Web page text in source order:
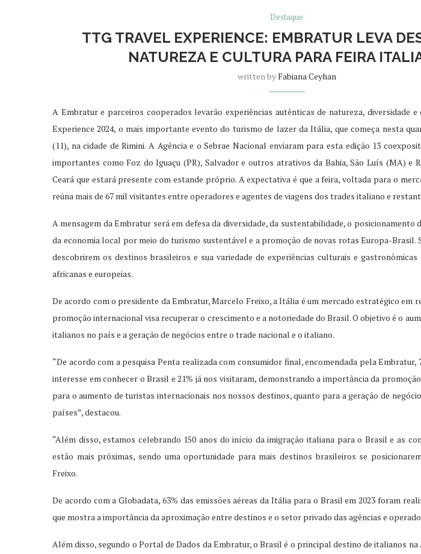
Destaque
TTG TRAVEL EXPERIENCE: EMBRATUR LEVA
NATUREZA E CULTURA PARA FEIRA
written byFabiana Ceyhan
A Embratur e parceiros cooperados levarão experiências autênticas de natureza, diversidade
Experience 2024, o mais importante evento do turismo de lazer da Itália, que começa nesta
(11), na cidade de Rimini. A Agência e o Sebrae Nacional enviaram para esta edição 13
importantes como Foz do Iguaçu (PR), Salvador e outros atrativos da Bahia, São Luís (MA) e
Ceará que estará presente com estande próprio. A expectativa é que a feira, voltada para o
reúna mais de 67 mil visitantes entre operadores e agentes de viagens dos trades italiano e
A mensagem da Embratur será em defesa da diversidade, da sustentabilidade, o
da economia local por meio do turismo sustentável e a promoção de novas rotas Europa-Brasil.
descobrirem os destinos brasileiros e sua variedade de experiências culturais e gastronômicas
africanas e europeias.
De acordo com o presidente da Embratur, Marcelo Freixo, a Itália é um mercado estratégico em
promoção internacional visa recuperar o crescimento e a notoriedade do Brasil. O objetivo é o
italianos no país e a geração de negócios entre o trade nacional e o italiano.
“De acordo com a pesquisa Penta realizada com consumidor final, encomendada pela Embratur,
interesse em conhecer o Brasil e 21% já nos visitaram, demonstrando a importância da
para o aumento de turistas internacionais nos nossos destinos, quanto para a geração de
países”, destacou.
“Além disso, estamos celebrando 150 anos do início da imigração italiana para o Brasil e as
estão mais próximas, sendo uma oportunidade para mais destinos brasileiros se
Freixo.
De acordo com a Globadata, 63% das emissões aéreas da Itália para o Brasil em 2023 foram
que mostra a importância da aproximação entre destinos e o setor privado das agências e
Além disso, segundo o Portal de Dados da Embratur, o Brasil é o principal destino de italianos na